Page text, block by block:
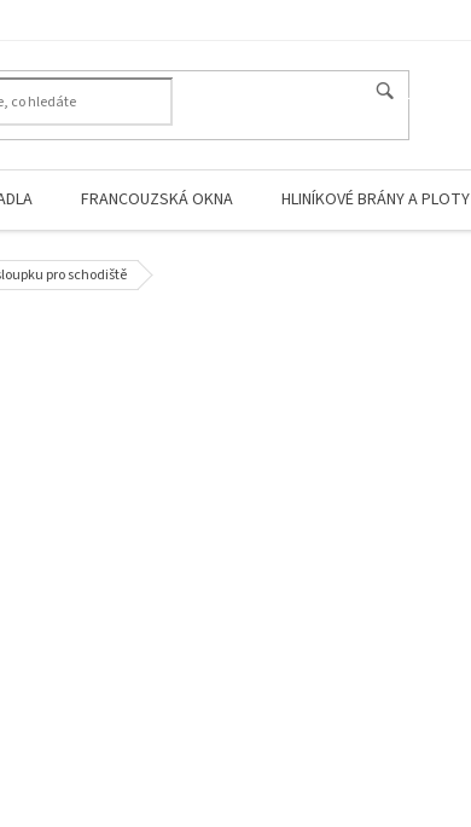
FRANCOUZSKÁ OKNA HLINÍKOVÉ BRÁNY A PLOTY
pro schodiště